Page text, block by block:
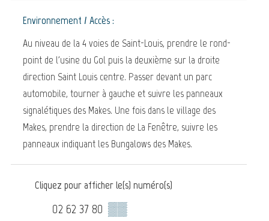
Environnement / Accès :
Au niveau de la 4 voies de Saint-Louis, prendre le rond-
point de l'usine du Gol puis la deuxième sur la droite
direction Saint Louis centre. Passer devant un parc
automobile, tourner à gauche et suivre les panneaux
signalétiques des Makes. Une fois dans le village des
Makes, prendre la direction de La Fenêtre, suivre les
panneaux indiquant les Bungalows des Makes.
Cliquez pour afficher le(s) numéro(s)
02 62 37 80 ▒▒